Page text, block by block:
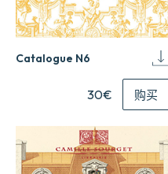
Catalogue N6
30€ 购买